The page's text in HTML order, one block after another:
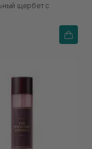
щербет с